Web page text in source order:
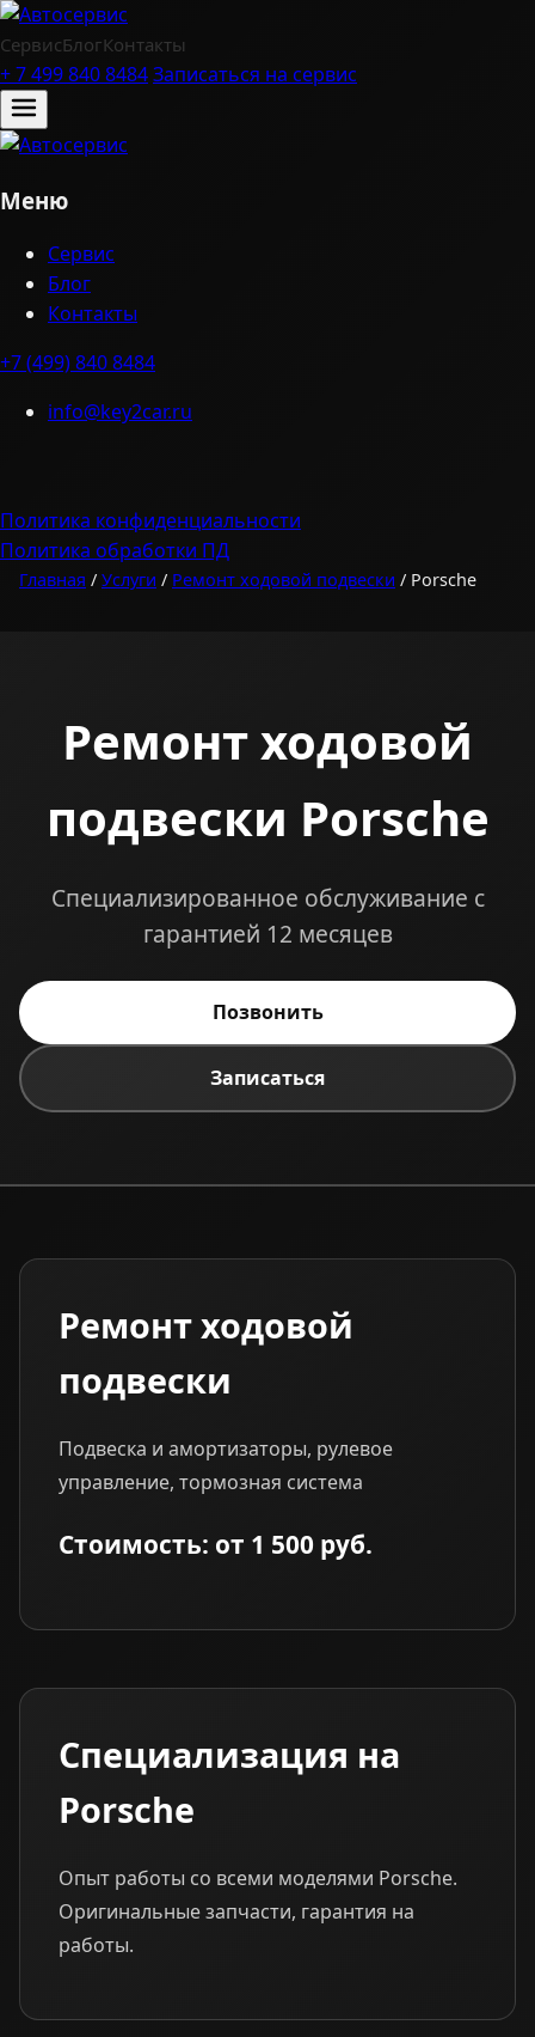
СервисБлогКонтакты
+ 7 499 840 8484Записаться на сервис
Меню
Сервис
Блог
Контакты
+7 (499) 840 8484
info@key2car.ru
Политика конфиденциальности
Политика обработки ПД
Главная / Услуги / Ремонт ходовой подвески / Porsche
Ремонт ходовой
подвески Porsche
Специализированное обслуживание с
гарантией 12 месяцев
Позвонить
Записаться
Ремонт ходовой
подвески
Подвеска и амортизаторы, рулевое
управление, тормозная система
Стоимость: от 1 500 руб.
Специализация на
Porsche
Опыт работы со всеми моделями Porsche.
Оригинальные запчасти, гарантия на
работы.